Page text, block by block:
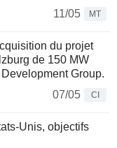
11/05
MT
du projet
de 150 MW
Group.
07/05
CI
Unis, objectifs